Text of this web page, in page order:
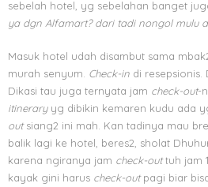
sebelah hotel, yg sebelahan banget
ya dgn Alfamart? dari tadi nongol mulu
Masuk hotel udah disambut sama
murah senyum. Check-in di resepsionis.
Dikasi tau juga ternyata jam check-out-
itineraryyg dibikin kemaren kudu ada
outsiang2 ini mah. Kan tadinya mau
balik lagi ke hotel, beres2, sholat
karena ngiranya jam check-outtuh jam
kayak gini harus check-outpagi biar